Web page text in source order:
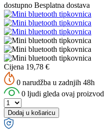
dostupno Besplatna dostava
Cijena 19,78 €
0 narudžba u zadnjih 48h
0 ljudi gleda ovaj proizvod
Dodaj u košaricu